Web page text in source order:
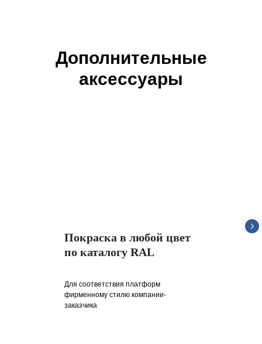
Дополнительные
аксессуары
Покраска в любой цвет
по каталогу RAL
Для соответствия платформ
фирменному стилю компании-
заказчика